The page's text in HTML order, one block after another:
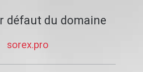
défaut du domaine
sorex.pro